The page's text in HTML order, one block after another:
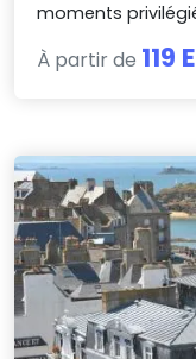
moments
À partir de 119